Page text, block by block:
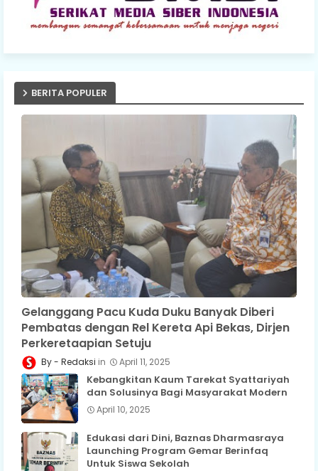
BERITA POPULER
Gelanggang Pacu Kuda Duku Banyak Diberi
Pembatas dengan Rel Kereta Api Bekas, Dirjen
Perkeretaapian Setuju
Redaksi April 11, 2025
Kebangkitan Kaum Tarekat Syattariyah
dan Solusinya Bagi Masyarakat Modern
April 10, 2025
Edukasi dari Dini, Baznas Dharmasraya
Launching Program Gemar Berinfaq
Untuk Siswa Sekolah